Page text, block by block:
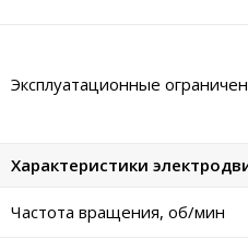
Эксплуатационные
Характеристики
Частота вращения, об/мин